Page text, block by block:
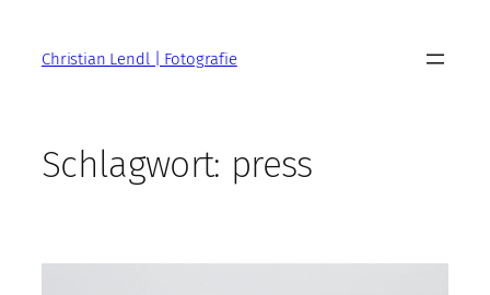
springenChristian Lendl | Fotografie
Schlagwort: press